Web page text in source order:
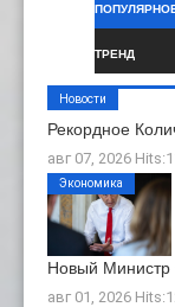
ТРЕНД
Рекордное
авг 07, 2026
Новости
Новый
авг 01, 2026
Экономика